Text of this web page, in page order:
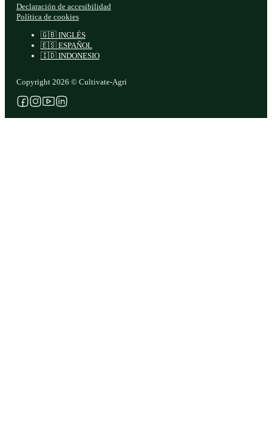
Copyright 2026 © Cultivate-Agri
🇬🇧 INGLÉS
🇪🇸 ESPAÑOL
🇮🇩 INDONESIO
Declaración de accesibilidad
Política de cookies
Síganos en Facebook
Síganos en Instagram
Síganos en YouTube
Síganos en X